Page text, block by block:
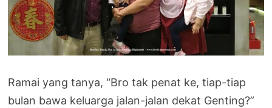
Ramai yang tanya, “Bro tak penat ke, tiap-tiap
bulan bawa keluarga jalan-jalan dekat Genting?”